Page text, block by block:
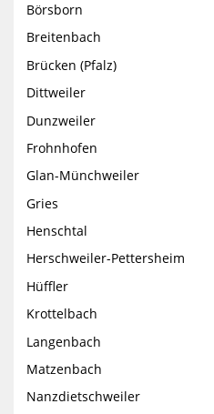
Börsborn
Breitenbach
Brücken (Pfalz)
Dittweiler
Dunzweiler
Frohnhofen
Glan-Münchweiler
Gries
Henschtal
Herschweiler-Pettersheim
Hüffler
Krottelbach
Langenbach
Matzenbach
Nanzdietschweiler